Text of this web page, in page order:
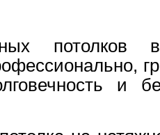
потолков
и